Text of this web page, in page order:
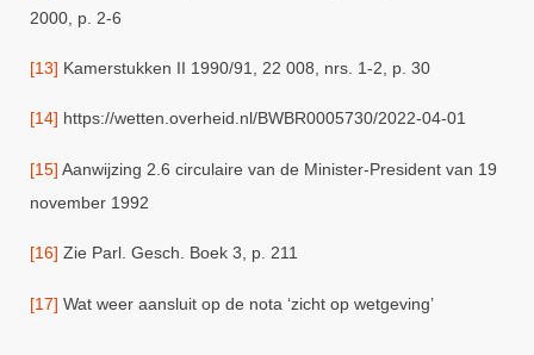
2000, p. 2-6
[13] Kamerstukken II 1990/91, 22 008, nrs. 1-2, p. 30
[14] https://wetten.overheid.nl/BWBR0005730/2022-04-01
[15] Aanwijzing 2.6 circulaire van de Minister-President van 19
november 1992
[16] Zie Parl. Gesch. Boek 3, p. 211
[17] Wat weer aansluit op de nota ‘zicht op wetgeving’